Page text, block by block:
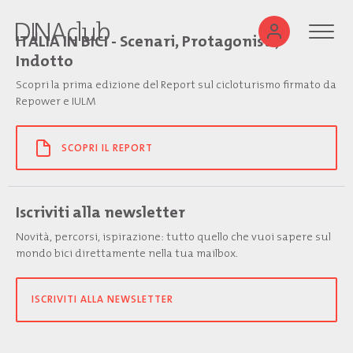
ITALIA IN BICI - Scenari, Protagonisti,
Indotto
Scopri la prima edizione del Report sul cicloturismo firmato da
Repower e IULM
SCOPRI IL REPORT
Iscriviti alla newsletter
Novità, percorsi, ispirazione: tutto quello che vuoi sapere sul
mondo bici direttamente nella tua mailbox.
ISCRIVITI ALLA NEWSLETTER